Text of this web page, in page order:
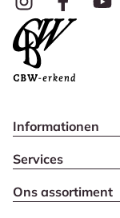
Informationen
Services
Ons assortiment